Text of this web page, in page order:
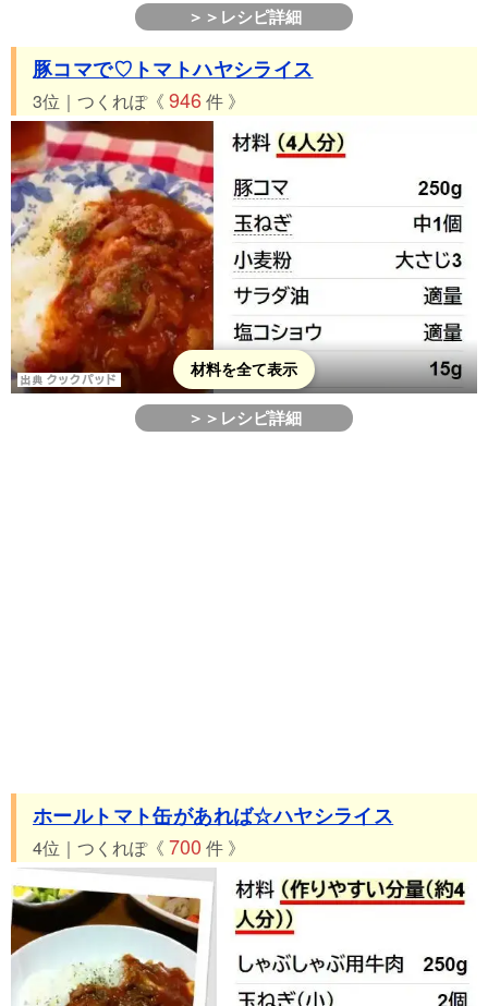
＞＞レシピ詳細
豚コマで♡トマトハヤシライス
3位｜つくれぽ《 946件 》
材料を全て表示
＞＞レシピ詳細
ホールトマト缶があれば☆ハヤシライス
4位｜つくれぽ《 700 件 》